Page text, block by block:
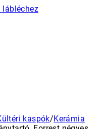
lábléchez
kaspók/Kerámia